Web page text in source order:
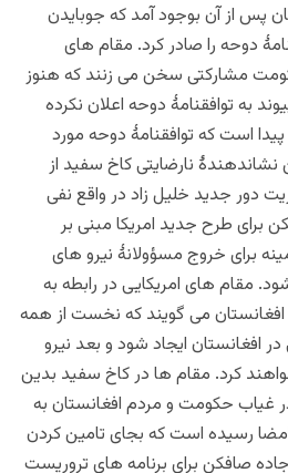
پس از آن بوجود آمد که جوبایدن
دوحه را صادر کرد. مقام های
مشارکتی سخن می زنند که هنوز
به توافقنامۀ دوحه اعلان نکرده
است که توافقنامۀ دوحه مورد
نارضایتی کاخ سفید از
دور جدید خلیل زاد در واقع نفی
برای طرح جدید امریکا مبنی بر
برای خروج مسؤولانۀ نیرو های
مقام های امریکایی در رابطه به
افغانستان می گویند که نخست از همه
افغانستان ایجاد شود و بعد نیرو
کرد. مقام ها در کاخ سفید بدین
در غیاب حکومت و مردم افغانستان به
امضا رسیده است که بجای تامین کردن
صافکن برای برنامه های تروریست